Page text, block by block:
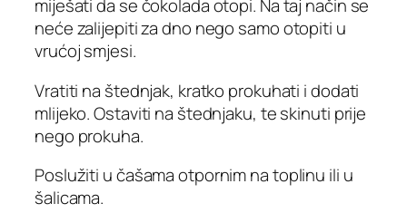
miješati da se čokolada otopi. Na taj način se
neće zalijepiti za dno nego samo otopiti u
vrućoj smjesi.
Vratiti na štednjak, kratko prokuhati i dodati
mlijeko. Ostaviti na štednjaku, te skinuti prije
nego prokuha.
Poslužiti u čašama otpornim na toplinu ili u
šalicama.